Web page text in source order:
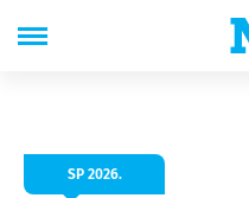
SP 2026.